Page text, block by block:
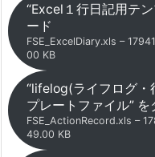
“Excel１行日記用テ
ード
FSE_ExcelDiary.xls –
00 KB
“lifelog(ライフログ・
プレートファイル” を
FSE_ActionRecord.xls –
49.00 KB